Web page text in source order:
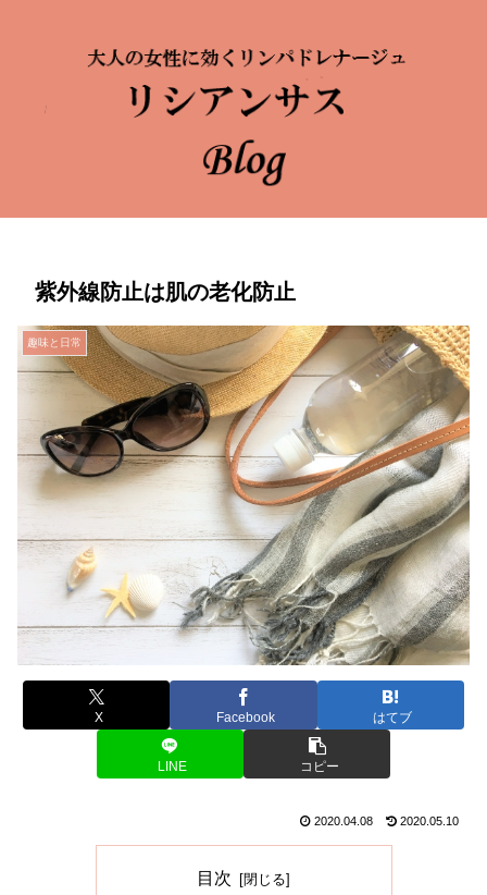
紫外線防止は肌の老化防止
趣味と日常
X Facebook はてブ
LINE コピー
2020.04.08 2020.05.10
目次